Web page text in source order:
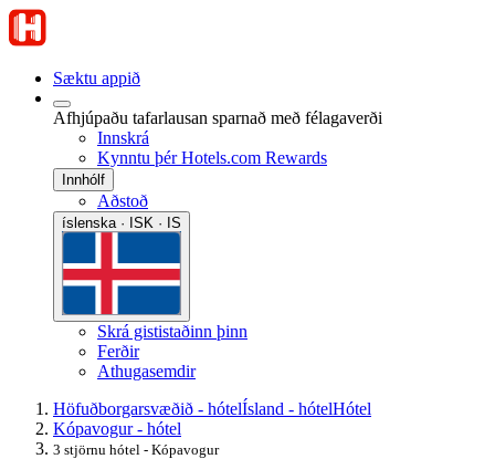
Sæktu appið
Afhjúpaðu tafarlausan sparnað með félagaverði
Innskrá
Kynntu þér Hotels.com Rewards
Innhólf
Aðstoð
íslenska · ISK · IS
Skrá gististaðinn þinn
Ferðir
Athugasemdir
Höfuðborgarsvæðið - hótelÍsland - hótelHótel
Kópavogur - hótel
3 stjörnu hótel - Kópavogur